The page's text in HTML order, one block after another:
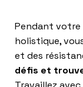
Pendant votre
holistique,
et des
défis et